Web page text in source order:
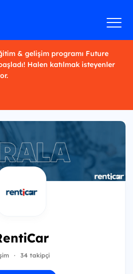
& gelişim programı Future
Halen katılmak isteyenler
· 34 takipçi